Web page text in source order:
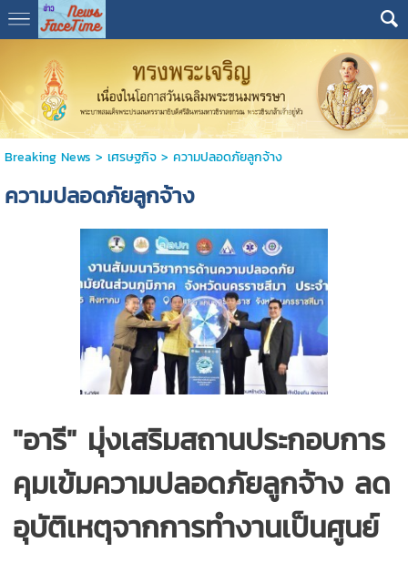
Breaking News > เศรษฐกิจ> ความปลอดภัยลูกจ้าง
ความปลอดภัยลูกจ้าง
"อารี" มุ่งเสริมสถานประกอบการ
คุมเข้มความปลอดภัยลูกจ้าง ลด
อุบัติเหตุจากการทำงานเป็นศูนย์